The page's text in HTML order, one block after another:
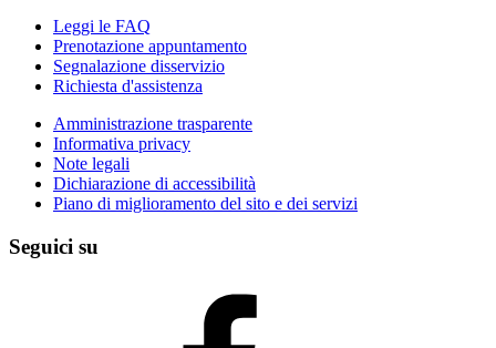
Leggi le FAQ
Prenotazione appuntamento
Segnalazione disservizio
Richiesta d'assistenza
Amministrazione trasparente
Informativa privacy
Note legali
Dichiarazione di accessibilità
Piano di miglioramento del sito e dei servizi
Seguici su